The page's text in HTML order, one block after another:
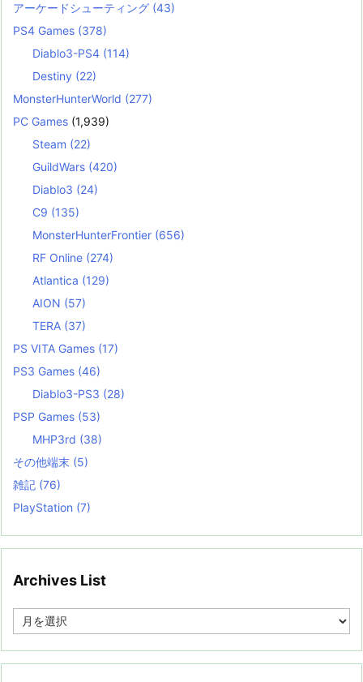
アーケードシューティング (43)
PS4 Games (378)
Diablo3-PS4 (114)
Destiny (22)
MonsterHunterWorld (277)
PC Games (1,939)
Steam (22)
GuildWars (420)
Diablo3 (24)
C9 (135)
MonsterHunterFrontier (656)
RF Online (274)
Atlantica (129)
AION (57)
TERA (37)
PS VITA Games (17)
PS3 Games (46)
Diablo3-PS3 (28)
PSP Games (53)
MHP3rd (38)
その他端末 (5)
雑記 (76)
PlayStation (7)
Archives List